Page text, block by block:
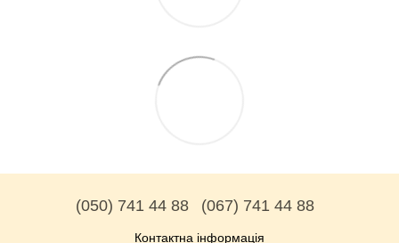
(050) 741 44 88 (067) 741 44 88
Контактна інформація